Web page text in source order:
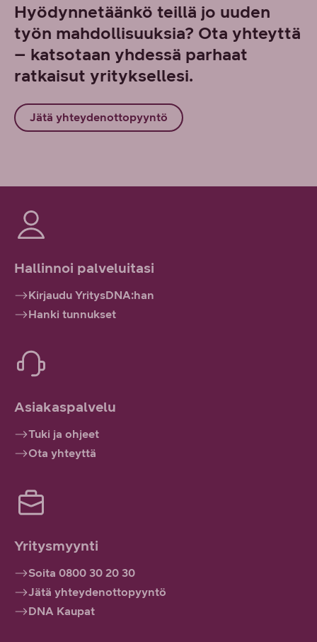
Hyödynnetäänkö teillä jo uuden
työn mahdollisuuksia? Ota yhteyttä
– katsotaan yhdessä parhaat
ratkaisut yrityksellesi.
Jätä yhteydenottopyyntö
Hallinnoi palveluitasi
Kirjaudu YritysDNA:han
Hanki tunnukset
Asiakaspalvelu
Tuki ja ohjeet
Ota yhteyttä
Yritysmyynti
Soita 0800 30 20 30
Jätä yhteydenottopyyntö
DNA Kaupat